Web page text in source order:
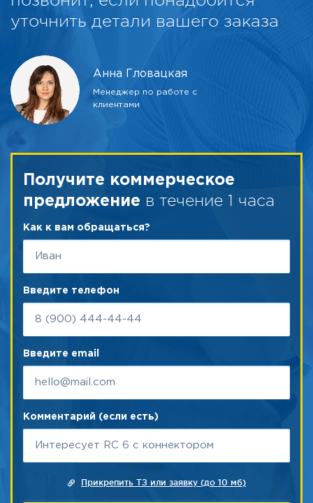
уточнить детали вашего заказа
Анна Гловацкая
Менеджер по работе с
клиентами
Получите коммерческое
предложение в течение 1 часа
Как к вам обращаться?
Введите телефон
Введите email
Комментарий (если есть)
Прикрепить ТЗ или заявку (до 10 мб)